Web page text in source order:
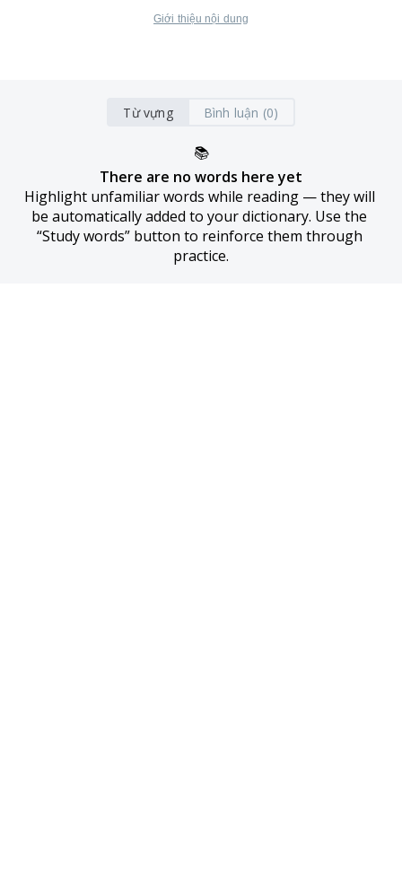
Giới thiệu nội dung
Từ vựng Bình luận (0)
📚
There are no words here yet
Highlight unfamiliar words while reading — they will
be automatically added to your dictionary. Use the
“Study words” button to reinforce them through
practice.